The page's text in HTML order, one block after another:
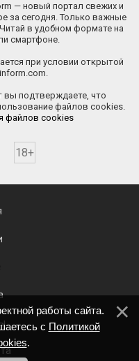
— новый портал свежих и
за сегодня. Только важные
в удобном формате на
смартфоне.
при условии открытой
подтверждаете, что
файлов cookies.
файлов cookies
18+
работы сайта.
с Политикой
.